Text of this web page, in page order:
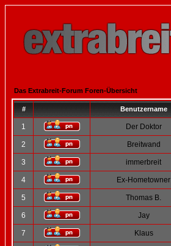
Das Extrabreit-Forum Foren-Übersicht
# Benutzername
1 Der Doktor
2 Breitwand
3 immerbreit
4 Ex-Hometowner
5 Thomas B.
6 Jay
7 Klaus